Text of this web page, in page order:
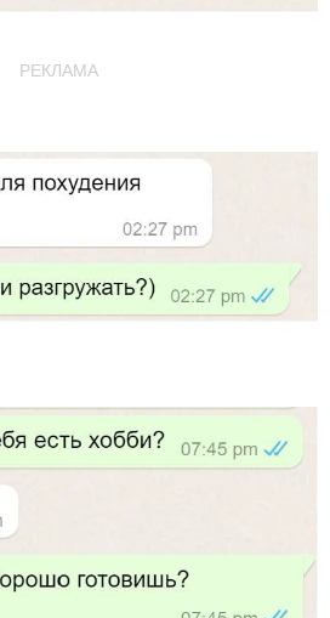
РЕКЛАМА